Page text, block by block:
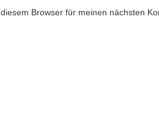
Browser für meinen nächsten